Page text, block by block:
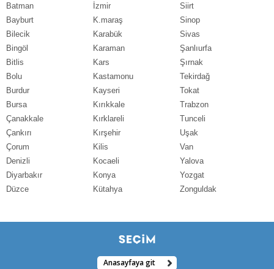
Batman
Bayburt
Bilecik
Bingöl
Bitlis
Bolu
Burdur
Bursa
Çanakkale
Çankırı
Çorum
Denizli
Diyarbakır
Düzce
İzmir
K.maraş
Karabük
Karaman
Kars
Kastamonu
Kayseri
Kırıkkale
Kırklareli
Kırşehir
Kilis
Kocaeli
Konya
Kütahya
Siirt
Sinop
Sivas
Şanlıurfa
Şırnak
Tekirdağ
Tokat
Trabzon
Tunceli
Uşak
Van
Yalova
Yozgat
Zonguldak
Anasayfaya git